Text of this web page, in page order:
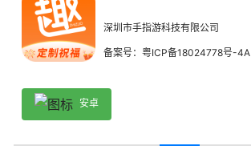
深圳市手指游科技有限公司
备案号：粤ICP备18024778号-4A
安卓